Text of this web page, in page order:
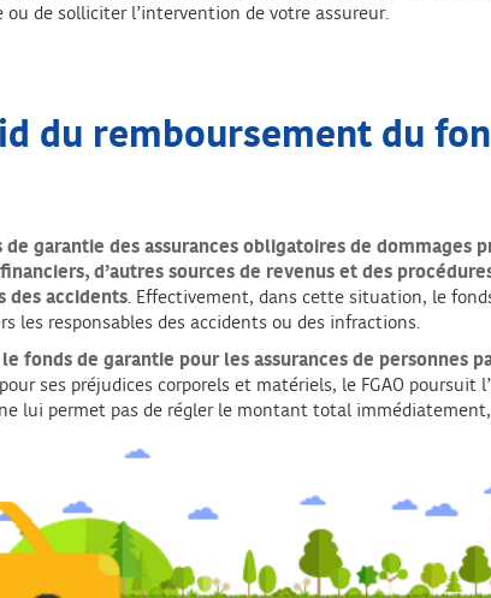
de solliciter l’intervention de votre assureur.
du remboursement du
de garantie des assurances obligatoires de dommages
d’autres sources de revenus et des
des accidents. Effectivement, dans cette situation, le
les responsables des accidents ou des infractions.
fonds de garantie pour les assurances de personnes
ses préjudices corporels et matériels, le FGAO poursuit
lui permet pas de régler le montant total